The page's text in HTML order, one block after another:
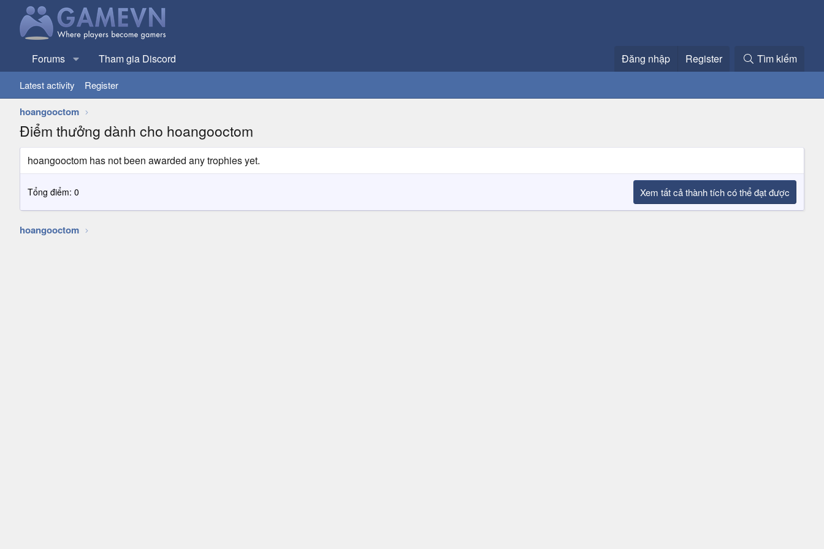
Forums Tham gia Discord Đăng nhập Register Tìm kiếm
Latest activity Register
hoangooctom
Điểm thưởng dành cho hoangooctom
hoangooctom has not been awarded any trophies yet.
Tổng điểm: 0 Xem tất cả thành tích có thể đạt được
hoangooctom